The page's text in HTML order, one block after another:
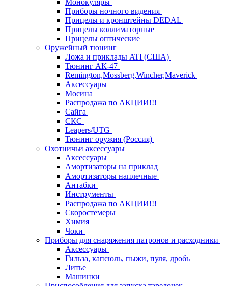
Монокуляры
Приборы ночного видения
Прицелы и кронштейны DEDAL
Прицелы коллиматорные
Прицелы оптические
Оружейный тюнинг
Ложа и приклады ATI (США)
Тюнинг АК-47
Remington,Mossberg,Wincher,Maverick
Аксессуары
Мосина
Распродажа по АКЦИИ!!!
Сайга
СКС
Leapers/UTG
Тюнинг оружия (Россия)
Охотничьи аксессуары
Аксессуары
Амортизаторы на приклад
Амортизаторы наплечные
Антабки
Инструменты
Распродажа по АКЦИИ!!!
Скоростемеры
Химия
Чоки
Приборы для снаряжения патронов и расходники
Аксессуары
Гильза, капсюль, пыжи, пуля, дробь
Литье
Машинки